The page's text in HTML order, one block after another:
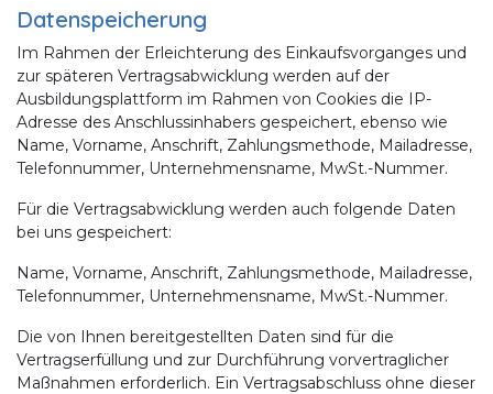
Datenspeicherung
Im Rahmen der Erleichterung des Einkaufsvorganges und
zur späteren Vertragsabwicklung werden auf der
Ausbildungsplattform im Rahmen von Cookies die IP-
Adresse des Anschlussinhabers gespeichert, ebenso wie
Name, Vorname, Anschrift, Zahlungsmethode, Mailadresse,
Telefonnummer, Unternehmensname, MwSt.-Nummer.
Für die Vertragsabwicklung werden auch folgende Daten
bei uns gespeichert:
Name, Vorname, Anschrift, Zahlungsmethode, Mailadresse,
Telefonnummer, Unternehmensname, MwSt.-Nummer.
Die von Ihnen bereitgestellten Daten sind für die
Vertragserfüllung und zur Durchführung vorvertraglicher
Maßnahmen erforderlich. Ein Vertragsabschluss ohne dieser